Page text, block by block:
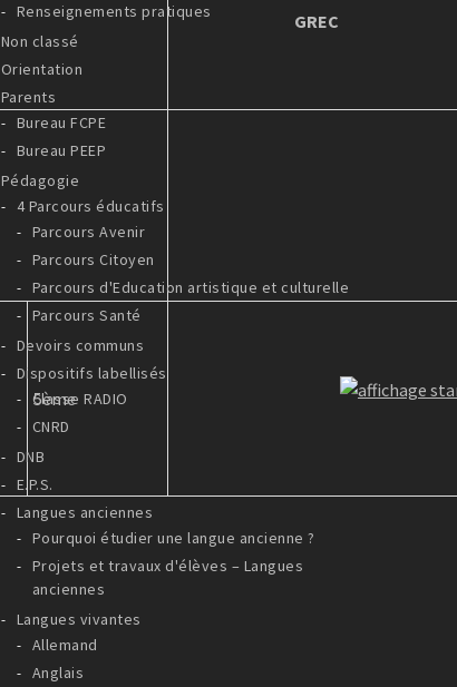
GREC
5ème
Renseignements pratiques
Non classé
Orientation
Parents
Bureau FCPE
Bureau PEEP
Pédagogie
4 Parcours éducatifs
Parcours Avenir
Parcours Citoyen
Parcours d'Education artistique et culturelle
Parcours Santé
Devoirs communs
Dispositifs labellisés
Classe RADIO
CNRD
DNB
E.P.S.
Langues anciennes
Pourquoi étudier une langue ancienne ?
Projets et travaux d'élèves – Langues
anciennes
Langues vivantes
Allemand
Anglais